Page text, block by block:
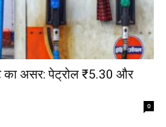
का असर: पेट्रोल ₹5.30 और
0